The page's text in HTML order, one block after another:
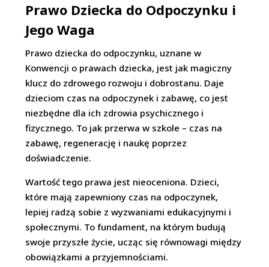
Prawo Dziecka do Odpoczynku i
Jego Waga
Prawo dziecka do odpoczynku, uznane w
Konwencji o prawach dziecka, jest jak magiczny
klucz do zdrowego rozwoju i dobrostanu. Daje
dzieciom czas na odpoczynek i zabawę, co jest
niezbędne dla ich zdrowia psychicznego i
fizycznego. To jak przerwa w szkole – czas na
zabawę, regenerację i naukę poprzez
doświadczenie.
Wartość tego prawa jest nieoceniona. Dzieci,
które mają zapewniony czas na odpoczynek,
lepiej radzą sobie z wyzwaniami edukacyjnymi i
społecznymi. To fundament, na którym budują
swoje przyszłe życie, ucząc się równowagi między
obowiązkami a przyjemnościami.